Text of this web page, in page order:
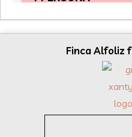
Finca Alfoliz